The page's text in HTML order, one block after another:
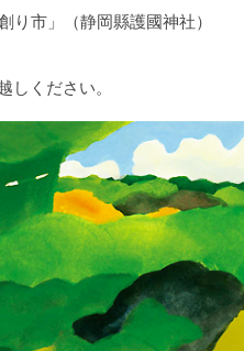
り市」（静岡縣護國神社）
ください。